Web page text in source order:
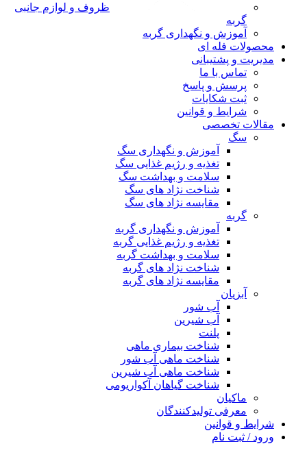
ظروف و لوازم جانبی
گربه
آموزش و نگهداری گربه
محصولات فله ای
مدیریت و پشتیبانی
تماس با ما
پرسش و پاسخ
ثبت شکایات
شرایط و قوانین
مقالات تخصصی
سگ
آموزش و نگهداری سگ
تغذیه و رژیم غذایی سگ
سلامت و بهداشت سگ
شناخت نژاد های سگ
مقایسه نژاد های سگ
گربه
آموزش و نگهداری گربه
تغذیه و رژیم غذایی گربه
سلامت و بهداشت گربه
شناخت نژاد های گربه
مقایسه نژاد های گربه
آبزیان
آب شور
آب شیرین
پلنت
شناخت بیماری ماهی
شناخت ماهی آب شور
شناخت ماهی آب شیرین
شناخت گیاهان آکواریومی
ماکیان
معرفی تولیدکنندگان
شرایط و قوانین
ورود / ثبت نام